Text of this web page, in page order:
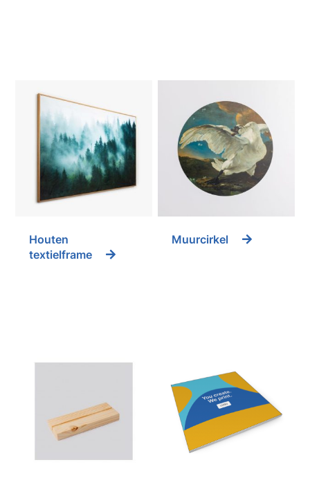
Houten
textielframe
Muurcirkel